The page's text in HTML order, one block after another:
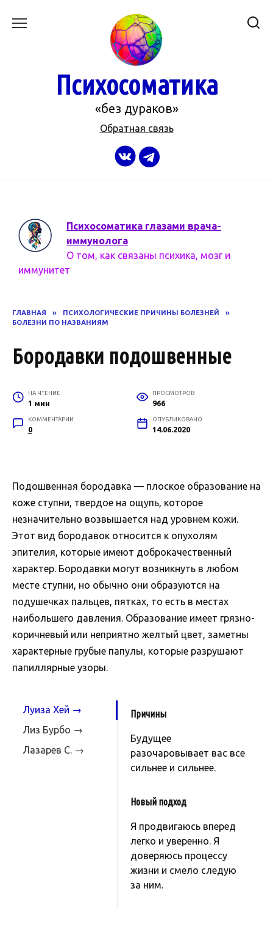
Психосоматика
«без дураков»
Обратная связь
Психосоматика глазами врача-
иммунолога
О том, как связаны психика, мозг и
иммунитет
ГЛАВНАЯ » ПСИХОЛОГИЧЕСКИЕ ПРИЧИНЫ БОЛЕЗНЕЙ
»
БОЛЕЗНИ ПО НАЗВАНИЯМ
Бородавки подошвенные
НА ЧТЕНИЕ
1 мин
ПРОСМОТРОВ
966
КОММЕНТАРИИ
0
ОПУБЛИКОВАНО
14.06.2020
Подошвенная бородавка — плоское образование на
коже ступни, твердое на ощупь, которое
незначительно возвышается над уровнем кожи.
Этот вид бородавок относится к опухолям
эпителия, которые имеют доброкачественный
характер. Бородавки могут возникнуть в любом
месте ступни, но обычно они образуются на
подушечках пальцев, пятках, то есть в местах
наибольшего давления. Образование имеет грязно-
коричневый или неприятно желтый цвет, заметны
характерные грубые папулы, которые разрушают
папиллярные узоры.
Луиза Хей →
Лиз Бурбо →
Лазарев С. →
Причины
Будущее
разочаровывает вас все
сильнее и сильнее.
Новый подход
Я продвигаюсь вперед
легко и уверенно. Я
доверяюсь процессу
жизни и смело следую
за ним.